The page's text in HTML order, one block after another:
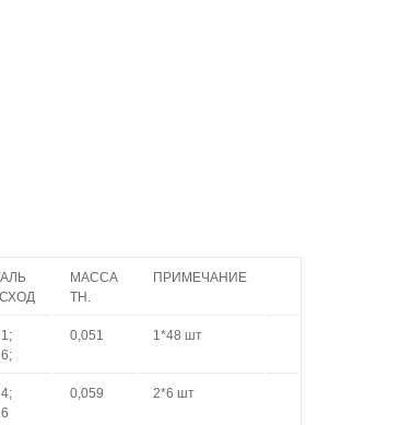
МАССА
ТН.
ПРИМЕЧАНИЕ
0,051 1*48 шт
0,059 2*6 шт